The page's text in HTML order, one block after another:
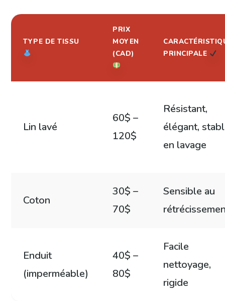
TYPE DE TISSU
PRIX
MOYEN
(CAD)
PRINCIPALE
Lin lavé
60$ –
120$
Résistant,
élégant,
en lavage
Coton
30$ –
70$
Sensible au
Enduit
(imperméable)
40$ –
80$
Facile
nettoyage,
rigide